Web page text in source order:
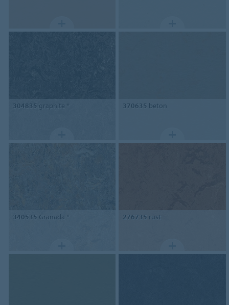
304835 graphite * 370635 beton
340535 Granada * 276735 rust